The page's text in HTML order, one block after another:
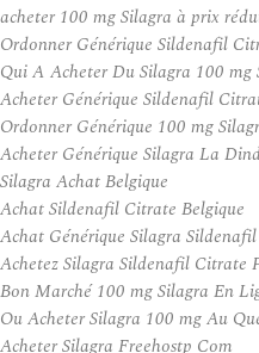
acheter 100 mg Silagra à prix
Ordonner Générique Sildenafil
Qui A Acheter Du Silagra 100 mg
Acheter Générique Sildenafil
Ordonner Générique 100 mg
Acheter Générique Silagra La
Silagra Achat Belgique
Achat Sildenafil Citrate Belgique
Achat Générique Silagra
Achetez Silagra Sildenafil Citrate
Bon Marché 100 mg Silagra En
Ou Acheter Silagra 100 mg Au
Acheter Silagra Freehostp Com